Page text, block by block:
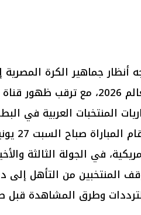
أنظار جماهير الكرة
العالم 2026، مع ترقب
في الجولة الثالثة
وطرق المشاهدة قبل